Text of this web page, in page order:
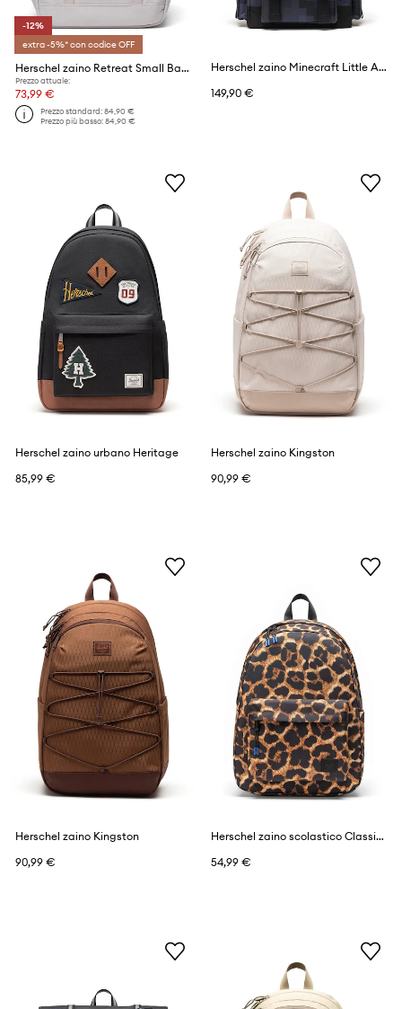
-12%
extra -5%* con codice OFF
Herschel zaino Retreat Small Backpack
Prezzo attuale:
73,99 €
Prezzo standard:84,90 €
Prezzo più basso:84,90 €
Herschel zaino Minecraft Little America™
149,90 €
Herschel zaino urbano Heritage
85,99 €
Herschel zaino Kingston
90,99 €
Herschel zaino Kingston
90,99 €
Herschel zaino scolastico Classic™
54,99 €